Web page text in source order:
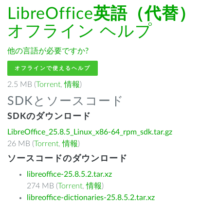
LibreOffice英語（代替）
オフライン ヘルプ
他の言語が必要ですか?
オフラインで使えるヘルプ
2.5 MB (Torrent,情報)
SDKとソースコード
SDKのダウンロード
LibreOffice_25.8.5_Linux_x86-64_rpm_sdk.tar.gz
26 MB (Torrent,情報)
ソースコードのダウンロード
libreoffice-25.8.5.2.tar.xz
274 MB (Torrent,情報)
libreoffice-dictionaries-25.8.5.2.tar.xz